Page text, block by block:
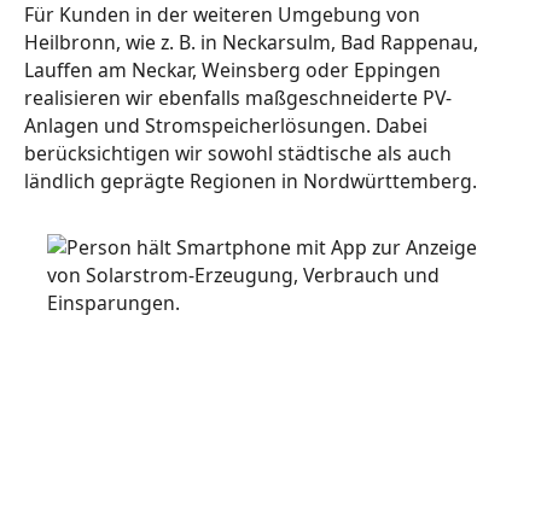
Für Kunden in der weiteren Umgebung von
Heilbronn, wie z. B. in Neckarsulm, Bad Rappenau,
Lauffen am Neckar, Weinsberg oder Eppingen
realisieren wir ebenfalls maßgeschneiderte PV-
Anlagen und Stromspeicherlösungen. Dabei
berücksichtigen wir sowohl städtische als auch
ländlich geprägte Regionen in Nordwürttemberg.